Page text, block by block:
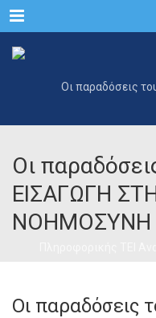
Menu
Οι
ΕΙΣΑΓΩΓΗ
ΝΟΗΜΟΣΥΝΗ
Οι παραδόσεις